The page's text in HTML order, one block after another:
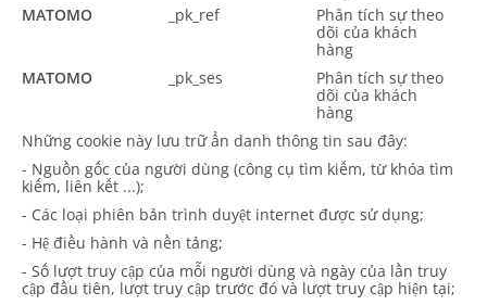
MATOMO
_pk_ref
Phân tích sự theo
dõi của khách
hàng
MATOMO
_pk_ses
Phân tích sự theo
dõi của khách
hàng
Những cookie này lưu trữ ẩn danh thông tin sau đây:
- Nguồn gốc của người dùng (công cụ tìm kiếm, từ khóa tìm
kiếm, liên kết ...);
- Các loại phiên bản trình duyệt internet được sử dụng;
- Hệ điều hành và nền tảng;
- Số lượt truy cập của mỗi người dùng và ngày của lần truy
cập đầu tiên, lượt truy cập trước đó và lượt truy cập hiện tại;